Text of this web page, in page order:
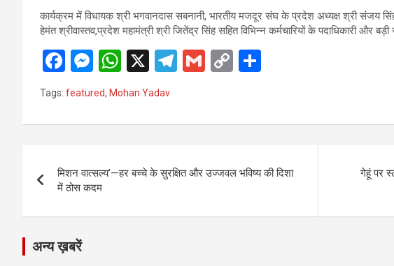
कार्यक्रम में विधायक श्री भगवानदास सबनानी, भारतीय मजदूर संघ के प्रदेश अध्यक्ष श्री संजय
हेमंत श्रीवास्तव,प्रदेश महामंत्री श्री जितेंद्र सिंह सहित विभिन्न कर्मचारियों के पदाधिकारी और
F
a
ce
b
o
k
M
es
se
n
er
W
h
at
s
p
X
T
gr
m
G
C
Li
k
e
Tags: featured, Mohan Yadav
navigation
मिशन वात्सल्य’—हर बच्चे के सुरक्षित और उज्जवल भविष्य की दिशा
में ठोस कदम
गेहूं पर
अन्य ख़बरें